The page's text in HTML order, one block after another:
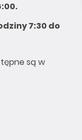
7:30 do
są w